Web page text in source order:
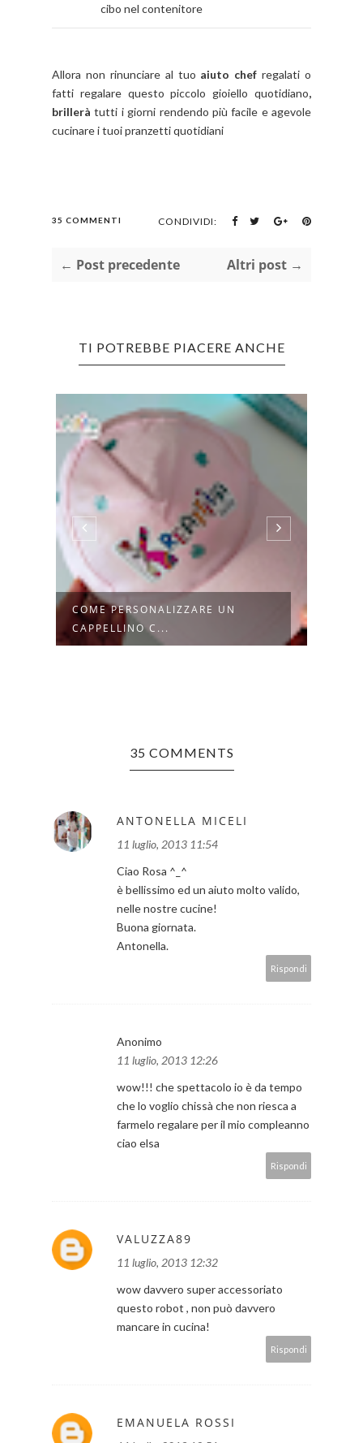
cibo nel contenitore
Allora non rinunciare al tuo aiuto chefregalati o
fatti regalare questo piccolo gioiello quotidiano,
brilleràtutti i giorni rendendo più facile e agevole
cucinare i tuoi pranzetti quotidiani
35 COMMENTI CONDIVIDI:
← Post precedente Altri post →
TI POTREBBE PIACERE ANCHE
COME PERSONALIZZARE UN
CAPPELLINO C...
35 COMMENTS
ANTONELLA MICELI
11 luglio, 2013 11:54
Ciao Rosa ^_^
è bellissimo ed un aiuto molto valido,
nelle nostre cucine!
Buona giornata.
Antonella.
Rispondi
Anonimo
11 luglio, 2013 12:26
wow!!! che spettacolo io è da tempo
che lo voglio chissà che non riesca a
farmelo regalare per il mio compleanno
ciao elsa
Rispondi
VALUZZA89
11 luglio, 2013 12:32
wow davvero super accessoriato
questo robot , non può davvero
mancare in cucina!
Rispondi
EMANUELA ROSSI